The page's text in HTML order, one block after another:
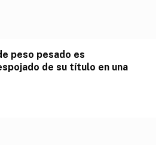
peso pesado es
de su título en una